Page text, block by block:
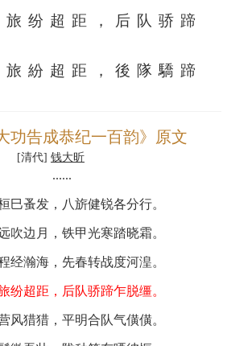
旅纷超距，后队骄蹄
旅紛超距，後隊驕蹄
功告成恭纪一百韵》原文
[清代] 钱大昕
......
巳蚤发，八旂健锐各分行。
吹边月，铁甲光寒踏晓霜。
经瀚海，先春转战度河湟。
纷超距，后队骄蹄乍脱缰。
风猎猎，平明合队气僙僙。